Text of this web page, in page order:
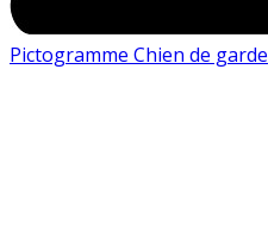
Pictogramme Chien de garde